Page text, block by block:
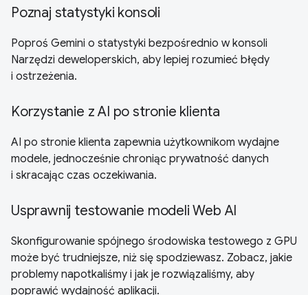
Poznaj statystyki konsoli
Poproś Gemini o statystyki bezpośrednio w konsoli
Narzędzi deweloperskich, aby lepiej rozumieć błędy
i ostrzeżenia.
Korzystanie z AI po stronie klienta
AI po stronie klienta zapewnia użytkownikom wydajne
modele, jednocześnie chroniąc prywatność danych
i skracając czas oczekiwania.
Usprawnij testowanie modeli Web AI
Skonfigurowanie spójnego środowiska testowego z GPU
może być trudniejsze, niż się spodziewasz. Zobacz, jakie
problemy napotkaliśmy i jak je rozwiązaliśmy, aby
poprawić wydajność aplikacji.